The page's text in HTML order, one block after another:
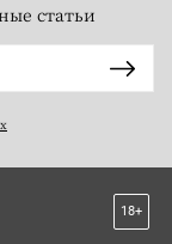
статьи
18+